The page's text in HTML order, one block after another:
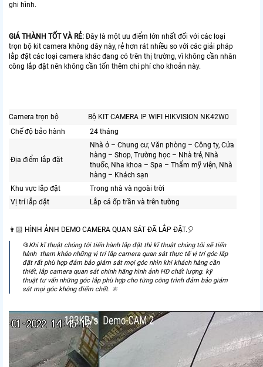
ghi hình.
GIÁ THÀNH TỐT VÀ RẺ: Đây là một ưu điểm lớn nhất đối với các loại
trọn bộ kit camera không dây này, rẻ hơn rát nhiều so với các giải pháp
lắp đặt các loại camera khác đang có trên thị trường, vì không cần nhân
công lắp đặt nên không cần tốn thêm chi phí cho khoản này.
Camera trọn bộ
Bộ KIT CAMERA IP WIFI HIKVISION NK42W0
Chế độ bảo hành
24 tháng
Địa điểm lắp đặt
Nhà ở – Chung cư, Văn phòng – Công ty, Cửa
hàng – Shop, Trường học – Nhà trẻ, Nhà
thuốc, Nha khoa – Spa – Thẩm mỹ viện, Nhà
hàng – Khách sạn
Khu vực lắp đặt
Trong nhà và ngoài trời
Vị trí lắp đặt
Lắp cả ốp trần và trên tường
👩🏻 HÌNH ẢNH DEMO CAMERA QUAN SÁT ĐÃ LẮP ĐẶT.️🎈
📂Khi kĩ thuật chúng tôi tiến hành lắp đặt thì kĩ thuật chúng tôi sẽ tiến
hành tham khảo những vị trí lắp camera quan sát thực tế vị trí góc lắp
đặt rất phù hợp đảm bảo giám sát mọi góc nhìn khi khách hàng cần
thiết, lắp camera quan sát chính hãng hình ảnh HD chất lượng. kỹ
thuật tư vấn những góc lắp phù hợp cho từng công trình đảm bảo giám
sát mọi góc không điểm chết. 🔆